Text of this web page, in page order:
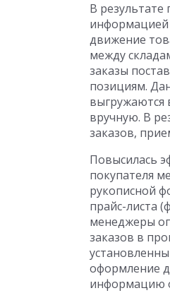
В результате
информацией
движение
между
заказы
позициям.
выгружаются
вручную. В
заказов,
Повысилась
покупателя
рукописной
прайс-листа
менеджеры
заказов в
оформление
информацию